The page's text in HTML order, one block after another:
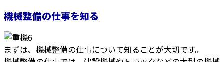
機械整備の仕事を知る
まずは、機械整備の仕事について知ることが大切です。